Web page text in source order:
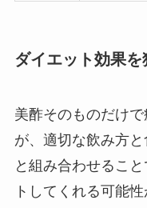
ダイエット効果
美酢そのものだけ
が、適切な飲み方
と組み合わせるこ
トしてくれる可能